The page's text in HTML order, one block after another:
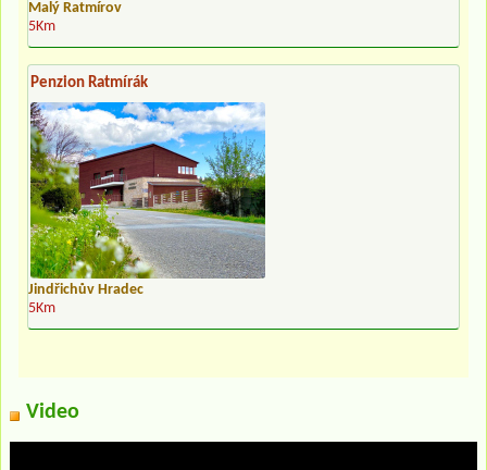
Malý Ratmírov
5Km
Penzion Ratmírák
Jindřichův Hradec
5Km
Video